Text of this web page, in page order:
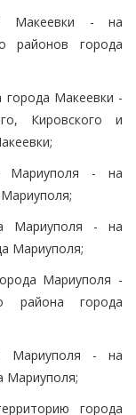
Макеевки - на
районов города
города Макеевки -
Кировского и
Мариуполя - на
Мариуполя - на
Мариуполя;
Мариуполя -
района города
Мариуполя - на
Мариуполя;
города